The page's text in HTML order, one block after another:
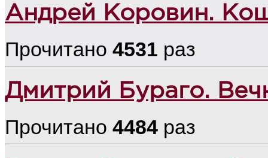
Андрей Коровин.
Прочитано 4531 раз
Дмитрий Бураго.
Прочитано 4484 раз